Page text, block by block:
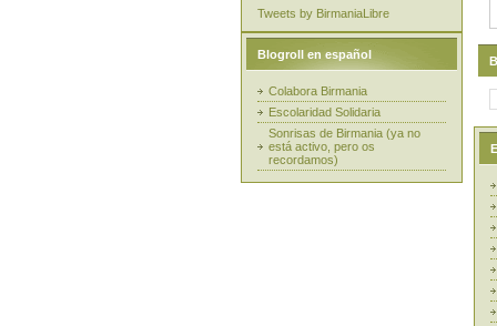
Tweets by BirmaniaLibre
Blogroll en español
Colabora Birmania
Escolaridad Solidaria
Sonrisas de Birmania (ya no
está activo, pero os
recordamos)